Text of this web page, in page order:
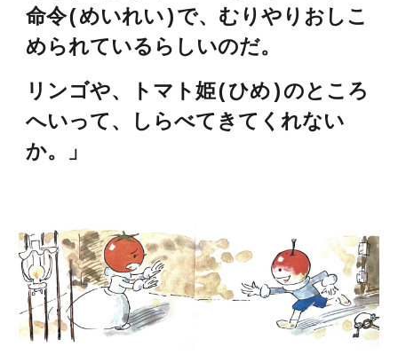
命令(めいれい)で、むりやりおしこ
められているらしいのだ。
リンゴや、トマト姫(ひめ)のところ
へいって、しらべてきてくれない
か。」